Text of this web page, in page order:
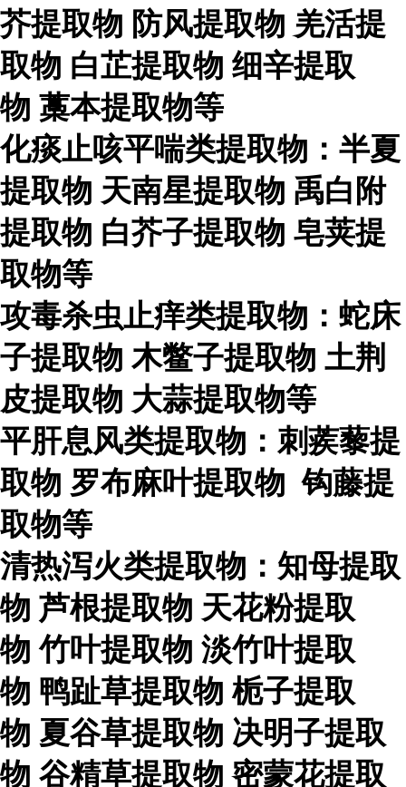
芥提取物 防风提取物 羌活提
取物 白芷提取物 细辛提取
物 藁本提取物等
化痰止咳平喘类提取物：半夏
提取物 天南星提取物 禹白附
提取物 白芥子提取物 皂荚提
取物等
攻毒杀虫止痒类提取物：蛇床
子提取物 木鳖子提取物 土荆
皮提取物 大蒜提取物等
平肝息风类提取物：刺蒺藜提
取物 罗布麻叶提取物 钩藤提
取物等
清热泻火类提取物：知母提取
物 芦根提取物 天花粉提取
物 竹叶提取物 淡竹叶提取
物 鸭趾草提取物 栀子提取
物 夏谷草提取物 决明子提取
物 谷精草提取物 密蒙花提取